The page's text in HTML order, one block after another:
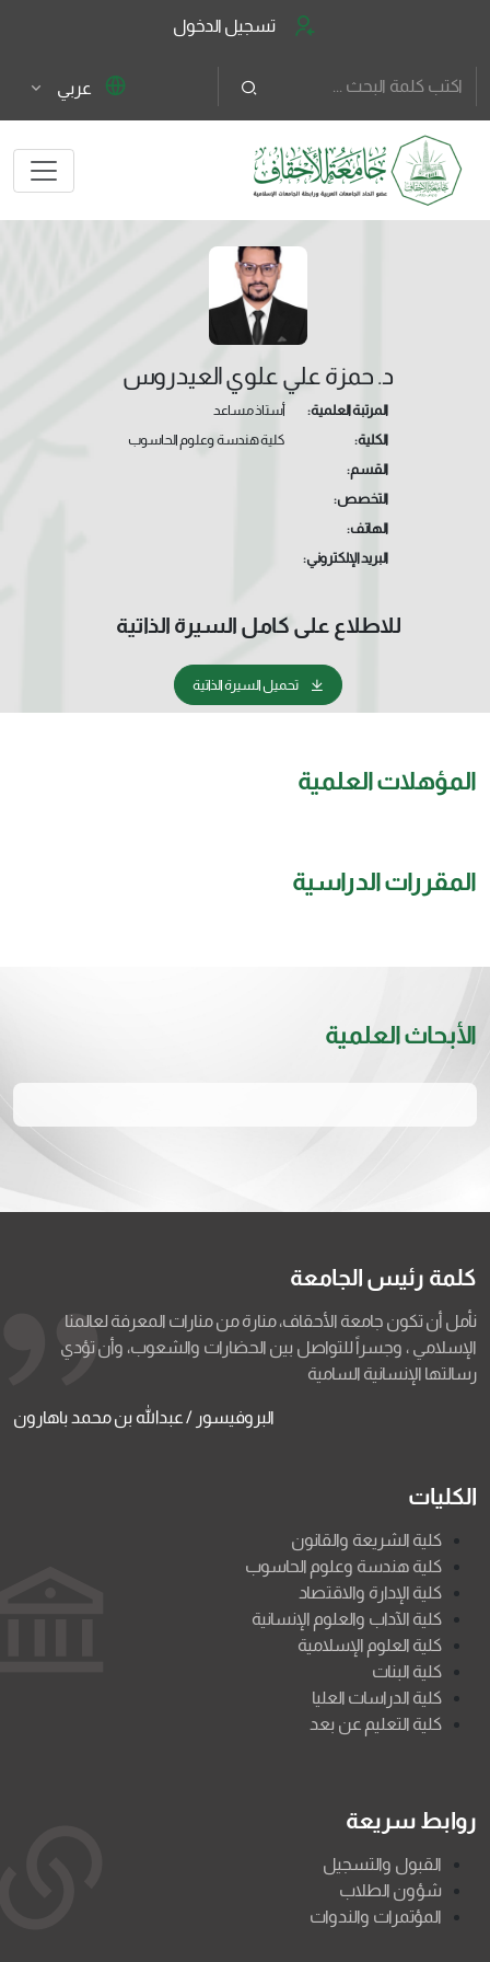
تسجيل الدخول
عربي
د. حمزة علي علوي العيدروس
المرتبة العلمية:
أستاذ مساعد
الكلية:
كلية هندسة وعلوم الحاسوب
القسم:
التخصص:
الهاتف:
البريد الإلكتروني:
للاطلاع على كامل السيرة الذاتية
تحميل السيرة الذاتية
المؤهلات العلمية
المقررات الدراسية
الأبحاث العلمية
كلمة رئيس الجامعة
نأمل أن تكون جامعة الأحقاف، منارة من منارات المعرفة لعالمنا
الإسلامي ، وجسراً للتواصل بين الحضارات والشعوب، وأن تؤدي
رسالتها الإنسانية السامية
البروفيسور / عبدالله بن محمد باهارون
الكليات
كلية الشريعة والقانون
كلية هندسة وعلوم الحاسوب
كلية الإدارة والاقتصاد
كلية الآداب والعلوم الإنسانية
كلية العلوم الإسلامية
كلية البنات
كلية الدراسات العليا
كلية التعليم عن بعد
روابط سريعة
القبول والتسجيل
شؤون الطلاب
المؤتمرات والندوات